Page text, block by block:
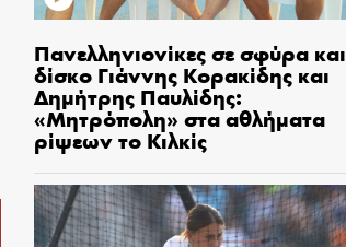
Πανελληνιονίκες σε σφύρα και
δίσκο Γιάννης Κορακίδης και
Δημήτρης Παυλίδης:
«Μητρόπολη» στα αθλήματα
ρίψεων το Κιλκίς